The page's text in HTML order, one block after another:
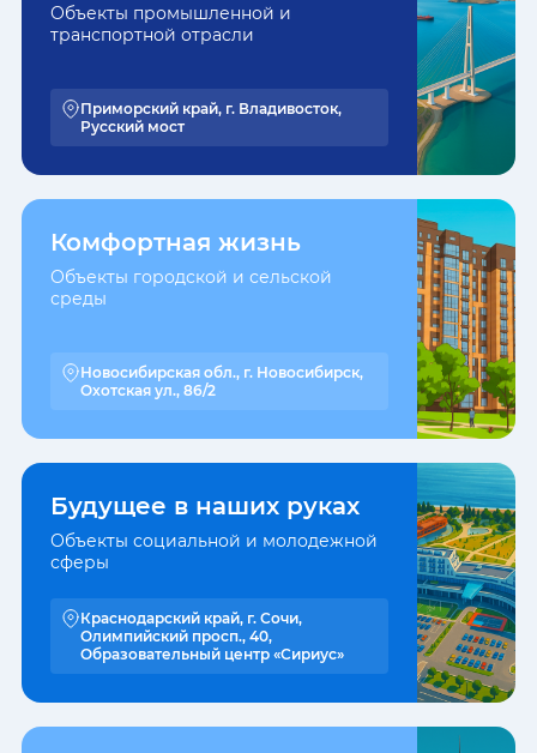
Объекты промышленной и
транспортной отрасли
Приморский край, г. Владивосток,
Русский мост
Комфортная жизнь
Объекты городской и сельской
среды
Новосибирская обл., г. Новосибирск,
Охотская ул., 86/2
Будущее в наших руках
Объекты социальной и молодежной
сферы
Краснодарский край, г. Сочи,
Олимпийский просп., 40,
Образовательный центр «Сириус»